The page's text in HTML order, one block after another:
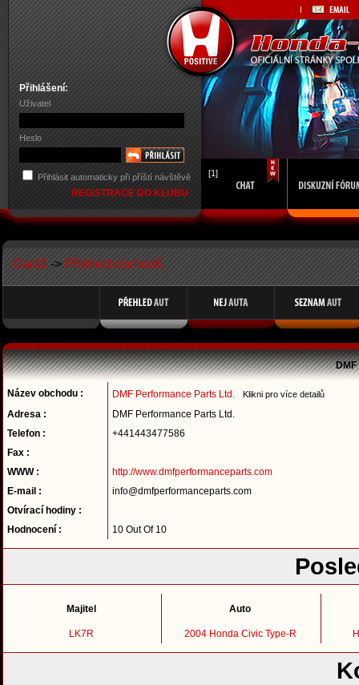
Přihlášení:
Uživatel
Heslo
Přihlásit automaticky při příští návštěvě
REGISTRACE DO KLUBU
[1]
Garáž -> Přehled obchodů
Název obchodu : DMF Performance Parts Ltd. Klikni pro více detailů
Adresa :
DMF Performance Parts Ltd.
Telefon :
+441443477586
Fax :
WWW :
http://www.dmfperformanceparts.com
E-mail :
info@dmfperformanceparts.com
Otvírací hodiny :
Hodnocení :
10 Out Of 10
Majitel Auto
LK7R 2004 Honda Civic Type-R